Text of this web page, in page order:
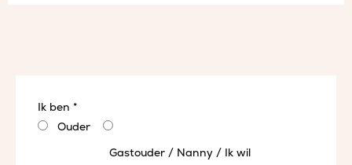
Ik ben *
Ouder
Gastouder / Nanny / Ik wil